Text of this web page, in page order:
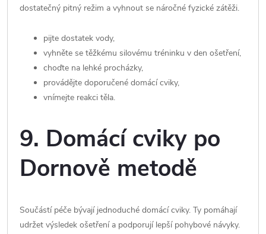
dostatečný pitný režim a vyhnout se náročné fyzické zátěži.
pijte dostatek vody,
vyhněte se těžkému silovému tréninku v den ošetření,
choďte na lehké procházky,
provádějte doporučené domácí cviky,
vnímejte reakci těla.
9. Domácí cviky po
Dornově metodě
Součástí péče bývají jednoduché domácí cviky. Ty pomáhají
udržet výsledek ošetření a podporují lepší pohybové návyky.